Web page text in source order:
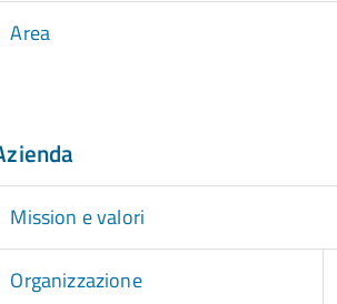
Area
Mission e valori
Organizzazione